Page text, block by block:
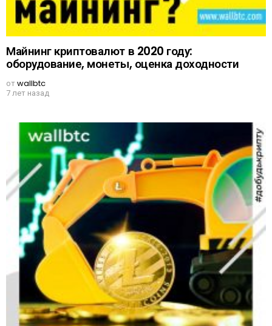
Майнинг криптовалют в 2020 году:
оборудование, монеты, оценка доходности
отwallbtc
7 лет назад